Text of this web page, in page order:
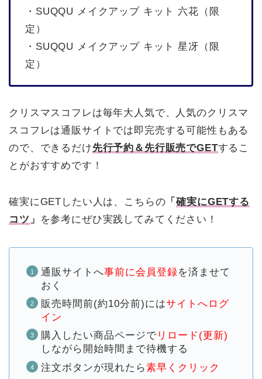
・SUQQU メイクアップ キット 六花（限
定）
・SUQQU メイクアップ キット 星冴（限
定）
クリスマスコフレは毎年大人気で、人気のクリスマ
スコフレは通販サイトでは即完売する可能性もある
ので、できるだけ先行予約＆先行販売でGETするこ
とがおすすめです！
確実にGETしたい人は、こちらの 「確実にGETする
コツ 」 を参考にぜひ実践してみてください！
通販サイトへ事前に会員登録を済ませて
おく
販売時間前(約10分前)にはサイトへログ
イン
購入したい商品ページで リロード(更新)
しながら開始時間まで待機する
注文ボタンが現れたら素早くクリック